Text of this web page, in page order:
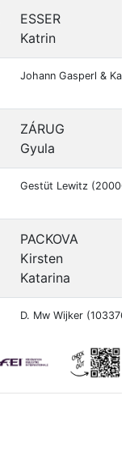
ESSER
Katrin
Johann Gasperl &
ZÁRUG
Gyula
Gestüt Lewitz
PACKOVA
Kirsten
Katarina
D. Mw Wijker